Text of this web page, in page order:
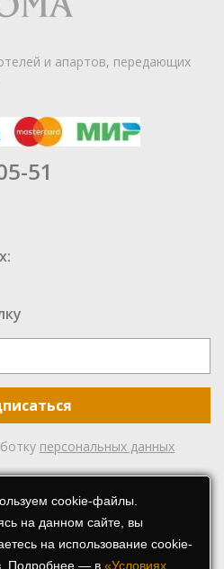
и апартов, передающих
51
персональных данных
cookie-файлы.
на данном сайте, вы
на использование cookie-
Подробнее — в «Условиях